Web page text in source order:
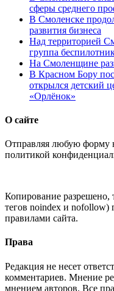
сферы среднего
В Смоленске
развития бизнеса
Над территорией
группа
На Смоленщине
В Красном Бору
открылся детский
«Орлёнок»
О сайте
Отправляя любую форму
политикой
Копирование разрешено,
тегов noindex и nofollow)
правилами сайта.
Права
Редакция не несет
комментариев. Мнение
мнением авторов. Все